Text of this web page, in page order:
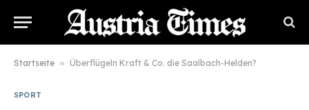
Startseite » Überflügeln Kraft & Co. die Saalbach-Helden?
SPORT